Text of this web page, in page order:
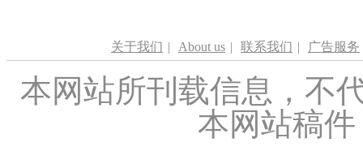
关于我们 | About us | 联系我们 | 广告服务
本网站所刊载信息，不
本网站稿